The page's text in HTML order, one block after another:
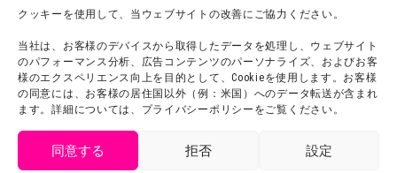
クッキーを使用して、当ウェブサイトの改善にご協力ください。
当社は、お客様のデバイスから取得したデータを処理し、ウェブサイト
のパフォーマンス分析、広告コンテンツのパーソナライズ、およびお客
様のエクスペリエンス向上を目的として、Cookieを使用します。お客様
の同意には、お客様の居住国以外（例：米国）へのデータ転送が含まれ
ます。詳細については、プライバシーポリシーをご覧ください。
同意する 拒否 設定
お問い合わせ
利用規約
プライバシーポリシー
プレスリリース
会社概要
スタッフ募集